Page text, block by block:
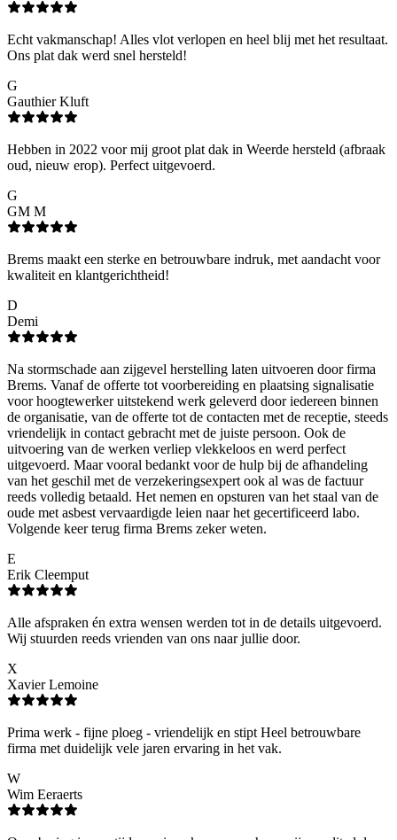
Echt vakmanschap! Alles vlot verlopen en heel blij met het resultaat.
Ons plat dak werd snel hersteld!
G
Gauthier Kluft
Hebben in 2022 voor mij groot plat dak in Weerde hersteld (afbraak
oud, nieuw erop). Perfect uitgevoerd.
G
GM M
Brems maakt een sterke en betrouwbare indruk, met aandacht voor
kwaliteit en klantgerichtheid!
D
Demi
Na stormschade aan zijgevel herstelling laten uitvoeren door firma
Brems. Vanaf de offerte tot voorbereiding en plaatsing signalisatie
voor hoogtewerker uitstekend werk geleverd door iedereen binnen
de organisatie, van de offerte tot de contacten met de receptie, steeds
vriendelijk in contact gebracht met de juiste persoon. Ook de
uitvoering van de werken verliep vlekkeloos en werd perfect
uitgevoerd. Maar vooral bedankt voor de hulp bij de afhandeling
van het geschil met de verzekeringsexpert ook al was de factuur
reeds volledig betaald. Het nemen en opsturen van het staal van de
oude met asbest vervaardigde leien naar het gecertificeerd labo.
Volgende keer terug firma Brems zeker weten.
E
Erik Cleemput
Alle afspraken én extra wensen werden tot in de details uitgevoerd.
Wij stuurden reeds vrienden van ons naar jullie door.
X
Xavier Lemoine
Prima werk - fijne ploeg - vriendelijk en stipt Heel betrouwbare
firma met duidelijk vele jaren ervaring in het vak.
W
Wim Eeraerts